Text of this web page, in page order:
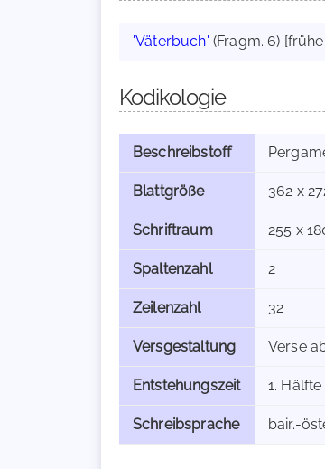
'Väterbuch' (Fragm. 6)
Kodikologie
Beschreibstoff
Blattgröße 362 x
Schriftraum 255 x
Spaltenzahl 2
Zeilenzahl 32
Versgestaltung Verse
Entstehungszeit 1.
Schreibsprache bair.-